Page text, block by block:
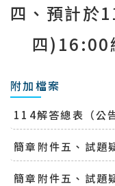
四、預計於
四)16:00
附加檔案
114解答總表（公
簡章附件五、試題
簡章附件五、試題